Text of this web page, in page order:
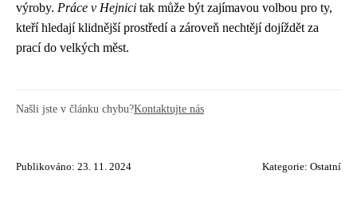
výroby. Práce v Hejnici tak může být zajímavou volbou pro ty,
kteří hledají klidnější prostředí a zároveň nechtějí dojíždět za
prací do velkých měst.
Našli jste v článku chybu?Kontaktujte nás
Publikováno: 23. 11. 2024 Kategorie: Ostatní